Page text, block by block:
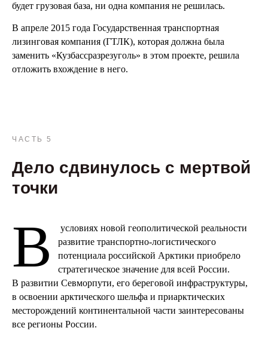
будет грузовая база, ни одна компания не решилась.
В апреле 2015 года Государственная транспортная
лизинговая компания (ГТЛК), которая должна была
заменить «Кузбассразрезуголь» в этом проекте, решила
отложить вхождение в него.
ЧАСТЬ 5
Дело сдвинулось с мертвой
точки
В
условиях новой геополитической реальности
развитие транспортно-логистического
потенциала российской Арктики приобрело
стратегическое значение для всей России.
В развитии Севморпути, его береговой инфраструктуры,
в освоении арктического шельфа и приарктических
месторождений континентальной части заинтересованы
все регионы России.